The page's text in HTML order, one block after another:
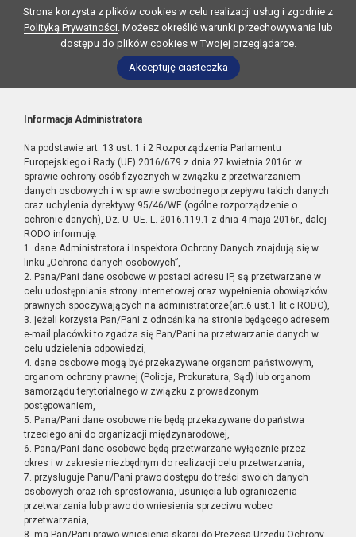
Strona korzysta z plików cookies w celu realizacji usług i zgodnie z
Polityką Prywatności. Możesz określić warunki przechowywania lub
dostępu do plików cookies w Twojej przeglądarce.
Akceptuję ciasteczka
Informacja Administratora
Na podstawie art. 13 ust. 1 i 2 Rozporządzenia Parlamentu
Europejskiego i Rady (UE) 2016/679 z dnia 27 kwietnia 2016r. w
sprawie ochrony osób fizycznych w związku z przetwarzaniem
danych osobowych i w sprawie swobodnego przepływu takich danych
oraz uchylenia dyrektywy 95/46/WE (ogólne rozporządzenie o
ochronie danych), Dz. U. UE. L. 2016.119.1 z dnia 4 maja 2016r., dalej
RODO informuję:
1. dane Administratora i Inspektora Ochrony Danych znajdują się w
linku „Ochrona danych osobowych”,
2. Pana/Pani dane osobowe w postaci adresu IP, są przetwarzane w
celu udostępniania strony internetowej oraz wypełnienia obowiązków
prawnych spoczywających na administratorze(art.6 ust.1 lit.c RODO),
3. jeżeli korzysta Pan/Pani z odnośnika na stronie będącego adresem
e-mail placówki to zgadza się Pan/Pani na przetwarzanie danych w
celu udzielenia odpowiedzi,
4. dane osobowe mogą być przekazywane organom państwowym,
organom ochrony prawnej (Policja, Prokuratura, Sąd) lub organom
samorządu terytorialnego w związku z prowadzonym
postępowaniem,
5. Pana/Pani dane osobowe nie będą przekazywane do państwa
trzeciego ani do organizacji międzynarodowej,
6. Pana/Pani dane osobowe będą przetwarzane wyłącznie przez
okres i w zakresie niezbędnym do realizacji celu przetwarzania,
7. przysługuje Panu/Pani prawo dostępu do treści swoich danych
osobowych oraz ich sprostowania, usunięcia lub ograniczenia
przetwarzania lub prawo do wniesienia sprzeciwu wobec
przetwarzania,
8. ma Pan/Pani prawo wniesienia skargi do Prezesa Urzędu Ochrony